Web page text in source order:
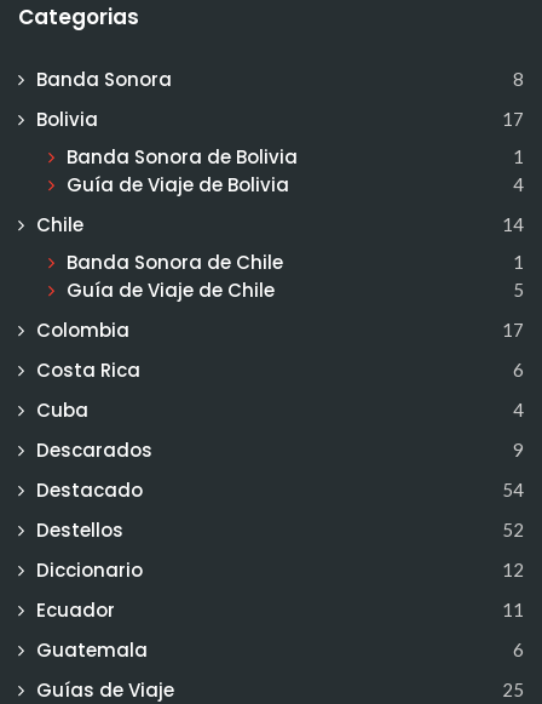
Categorias
Banda Sonora 8
Bolivia 17
Banda Sonora de Bolivia 1
Guía de Viaje de Bolivia 4
Chile 14
Banda Sonora de Chile 1
Guía de Viaje de Chile 5
Colombia 17
Costa Rica 6
Cuba 4
Descarados 9
Destacado 54
Destellos 52
Diccionario 12
Ecuador 11
Guatemala 6
Guías de Viaje 25